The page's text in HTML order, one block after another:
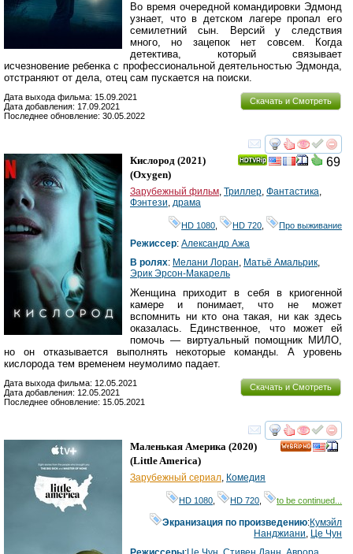
Во время очередной командировки Эдмонд
узнает, что в детском лагере пропал его
семилетний сын. Версий у следствия
много, но зацепок нет совсем. Когда
детектива, который связывает
исчезновение ребенка с профессиональной деятельностью Эдмонда,
отстраняют от дела, отец сам пускается на поиски.
Скачать и Смотреть
Дата выхода фильма: 15.09.2021
Дата добавления: 17.09.2021
Последнее обновление: 30.05.2022
смотреть
69
Кислород (2021)
(Oxygen)
Зарубежный фильм, Триллер, Фантастика,
Фэнтези, драма
HD 1080 HD 720 Про выживание
Режиссер: Александр Ажа
В ролях: Мелани Лоран, Матьё Амальрик,
Эрик Эрсон-Макарель
Женщина приходит в себя в криогенной
камере и понимает, что не может
вспомнить ни кто она такая, ни как здесь
оказалась. Единственное, что может ей
помочь — виртуальный помощник МИЛО,
но он отказывается выполнять некоторые команды. А уровень
кислорода тем временем неумолимо падает.
Скачать и Смотреть
Дата выхода фильма: 12.05.2021
Дата добавления: 12.05.2021
Последнее обновление: 15.05.2021
смотреть
Маленькая Америка (2020)
(Little America)
Зарубежный сериал, Комедия
HD 1080 HD 720 to be continued...
Экранизация по произведению:Кумэйл
Нанджиани, Це Чун